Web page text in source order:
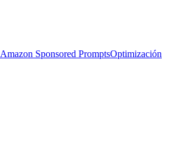
Amazon Sponsored PromptsOptimización